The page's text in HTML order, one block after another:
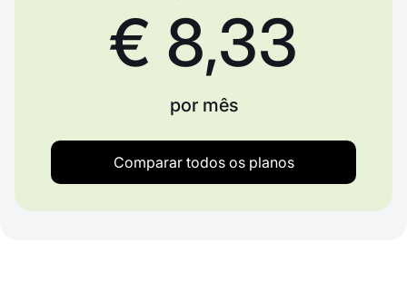
€ 8,33
por mês
Comparar todos os planos